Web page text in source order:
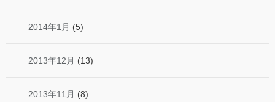
2014年1月 (5)
2013年12月 (13)
2013年11月 (8)